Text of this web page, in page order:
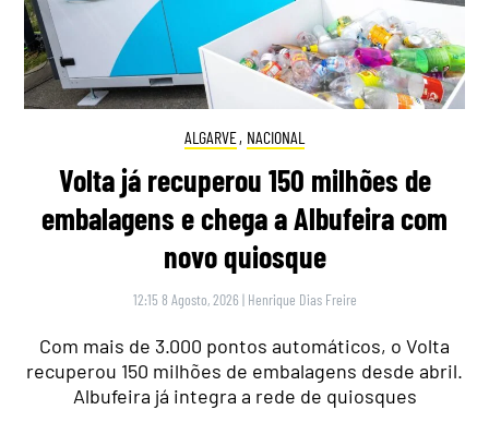
ALGARVE, NACIONAL
Volta já recuperou 150 milhões de
embalagens e chega a Albufeira com
novo quiosque
12:15 8 Agosto, 2026 | Henrique Dias Freire
Com mais de 3.000 pontos automáticos, o Volta
recuperou 150 milhões de embalagens desde abril.
Albufeira já integra a rede de quiosques